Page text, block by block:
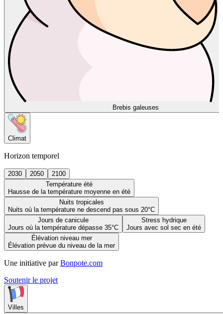
Brebis galeuses
Climat
Horizon temporel
2030 2050
2100
Température été
Hausse de la température moyenne en été
Nuits tropicales
Nuits où la température ne descend pas sous 20°C
Jours de canicule
Jours où la température dépasse 35°C
Stress hydrique
Jours avec sol sec en été
Élévation niveau mer
Élévation prévue du niveau de la mer
Une initiative par Bonpote.com
Soutenir le projet
Villes